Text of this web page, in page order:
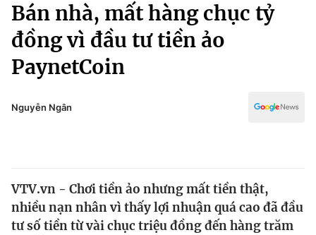
Chuyên mục
Chính trị
Thế giới
Pháp luật
Thể thao
Truyền hình
Đời sống
Bán nhà, mất hàng chục tỷ
đồng vì đầu tư tiền ảo
PaynetCoin
Nguyễn Ngân
VTV.vn - Chơi tiền ảo nhưng mất tiền thật,
nhiều nạn nhân vì thấy lợi nhuận quá cao đã đầu
tư số tiền từ vài chục triệu đồng đến hàng trăm